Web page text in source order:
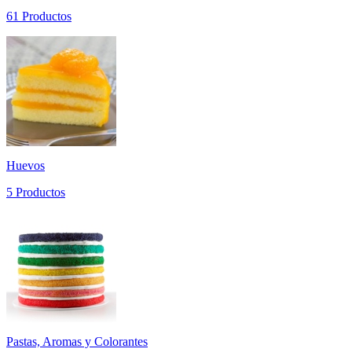
61 Productos
Huevos
5 Productos
Pastas, Aromas y Colorantes